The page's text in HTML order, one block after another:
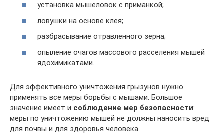
установка мышеловок с приманкой;
ловушки на основе клея;
разбрасывание отравленного зерна;
опыление очагов массового расселения мышей
ядохимикатами.
Для эффективного уничтожения грызунов нужно
применять все меры борьбы с мышами. Большое
значение имеет и соблюдение мер безопасности:
меры по уничтожению мышей не должны наносить вред
для почвы и для здоровья человека.